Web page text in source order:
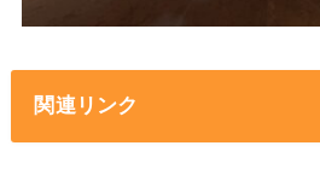
関連リンク